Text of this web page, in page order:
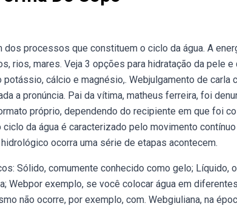
dos processos que constituem o ciclo da água. A
rios, mares. Veja 3 opções para hidratação da pele e
cálcio e magnésio,. Webjulgamento de carla
a pronúncia. Pai da vítima, matheus ferreira, foi
próprio, dependendo do recipiente em que foi
da água é caracterizado pelo movimento
ocorra uma série de etapas acontecem.
Sólido, comumente conhecido como gelo; Líquido,
Webpor exemplo, se você colocar água em
não ocorre, por exemplo, com. Webgiuliana, na